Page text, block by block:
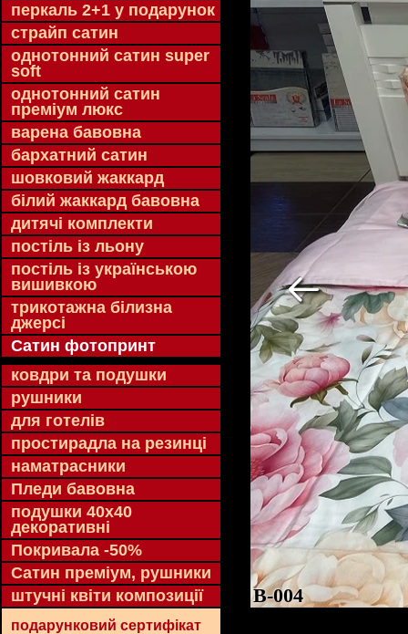
перкаль 2+1 у подарунок
страйп сатин
однотонний сатин super
soft
однотонний сатин
преміум люкс
варена бавовна
бархатний сатин
шовковий жаккард
білий жаккард бавовна
дитячі комплекти
постіль із льону
постіль із українською
вишивкою
трикотажна білизна
джерсі
Сатин фотопринт
ковдри та подушки
рушники
для готелів
простирадла на резинці
наматрасники
Пледи бавовна
подушки 40х40
декоративні
Покривала -50%
Сатин преміум, рушники
штучні квіти композиції
подарунковий сертифікат
B-004